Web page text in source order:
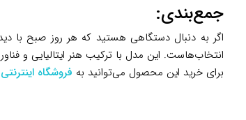
جمع‌بندی:
اگر به دنبال دستگاهی هستید که هر روز صبح با
انتخاب‌هاست. این مدل با ترکیب هنر ایتالیایی و
برای خرید این محصول می‌توانید به فروشگاه